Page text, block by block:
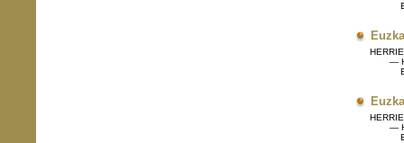
—
—